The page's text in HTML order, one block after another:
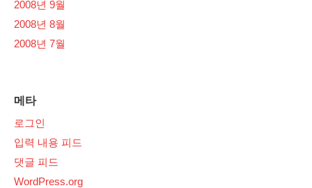
2008년 9월
2008년 8월
2008년 7월
메타
로그인
입력 내용 피드
댓글 피드
WordPress.org